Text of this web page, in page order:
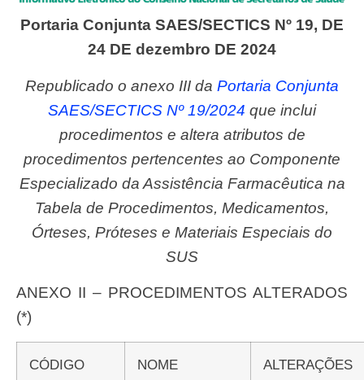
Portaria Conjunta SAES/SECTICS Nº 19, DE
24 DE dezembro DE 2024
Republicado o anexo III da Portaria Conjunta
SAES/SECTICS Nº 19/2024 que inclui
procedimentos e altera atributos de
procedimentos pertencentes ao Componente
Especializado da Assistência Farmacêutica na
Tabela de Procedimentos, Medicamentos,
Órteses, Próteses e Materiais Especiais do
SUS
ANEXO II – PROCEDIMENTOS ALTERADOS
(*)
CÓDIGO NOME ALTERAÇÕES